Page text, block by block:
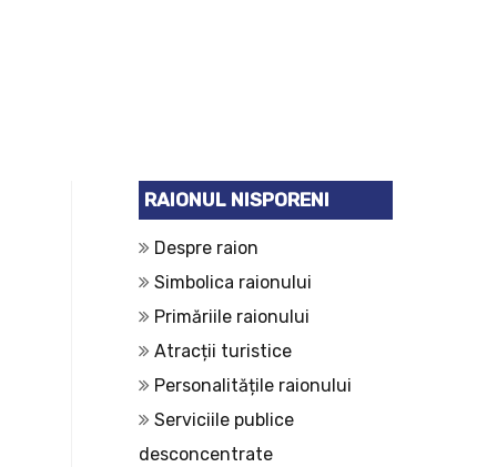
RAIONUL NISPORENI
Despre raion
Simbolica raionului
Primăriile raionului
Atracții turistice
Personalitățile raionului
Serviciile publice
desconcentrate